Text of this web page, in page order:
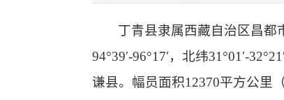
丁青县隶属西藏自治区昌都
94°39′-96°17′，北纬31°01′-
谦县。幅员面积12370平方公里